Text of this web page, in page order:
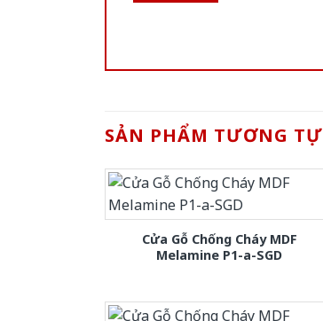
SẢN PHẨM TƯƠNG TỰ
Cửa Gỗ Chống Cháy MDF
Melamine P1-a-SGD